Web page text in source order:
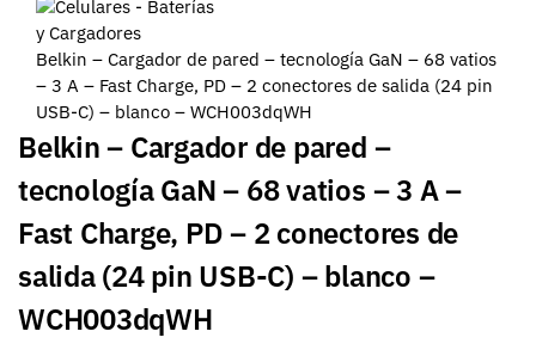
Belkin – Cargador de pared – tecnología GaN – 68 vatios
– 3 A – Fast Charge, PD – 2 conectores de salida (24 pin
USB-C) – blanco – WCH003dqWH
Belkin – Cargador de pared –
tecnología GaN – 68 vatios – 3 A –
Fast Charge, PD – 2 conectores de
salida (24 pin USB-C) – blanco –
WCH003dqWH